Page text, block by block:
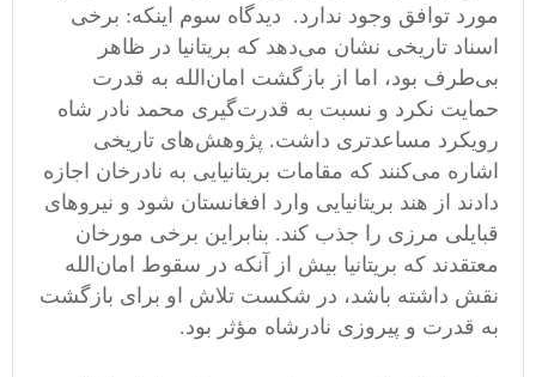
مورد توافق وجود ندارد. دیدگاه سوم اینکه: برخی
اسناد تاریخی نشان می‌دهد که بریتانیا در ظاهر
بی‌طرف بود، اما از بازگشت امان‌الله به قدرت
حمایت نکرد و نسبت به قدرت‌گیری محمد نادر شاه
رویکرد مساعدتری داشت. پژوهش‌های تاریخی
اشاره می‌کنند که مقامات بریتانیایی به نادرخان اجازه
دادند از هند بریتانیایی وارد افغانستان شود و نیروهای
قبایلی مرزی را جذب کند. بنابراین برخی مورخان
معتقدند که بریتانیا بیش از آنکه در سقوط امان‌الله
نقش داشته باشد، در شکست تلاش او برای بازگشت
به قدرت و پیروزی نادرشاه مؤثر بود.